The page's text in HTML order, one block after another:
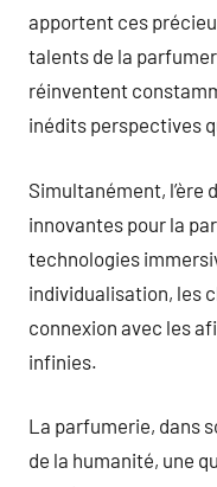
apportent ces
talents de la
réinventent
inédits perspectives
Simultanément, l’ère
innovantes pour la
technologies
individualisation, les
connexion avec les
infinies.
La parfumerie, dans
de la humanité, une